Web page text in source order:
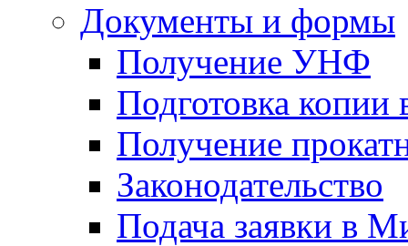
Документы и формы
Получение УНФ
Подготовка копии
Получение
Законодательство
Подача заявки в